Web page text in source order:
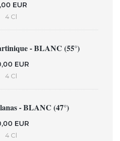
EUR
4 Cl
- BLANC (55°)
EUR
4 Cl
- BLANC (47°)
EUR
4 Cl